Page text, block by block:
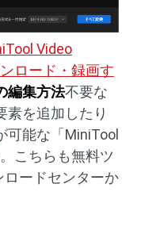
Video
ロード・録画す
編集方法不要な
素を追加したり
可能な「MiniTool
こちらも無料ツ
ードセンターか